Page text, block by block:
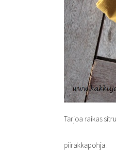
Tarjoa raikas
piirakkapohja: